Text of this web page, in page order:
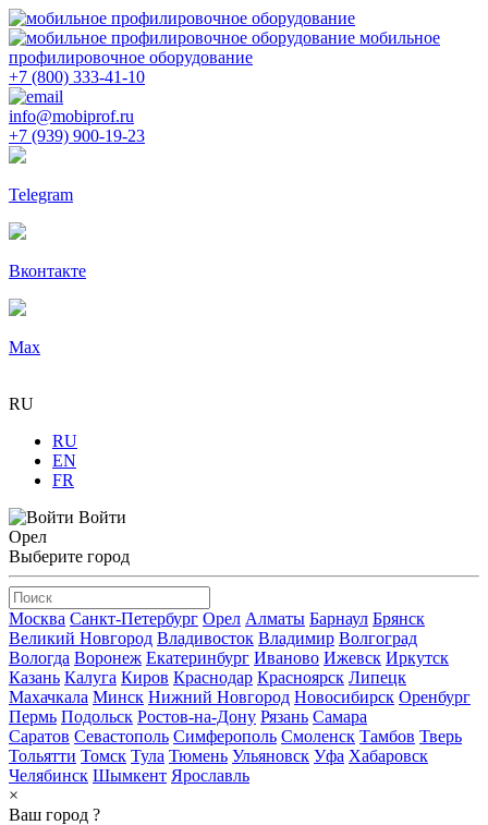
мобильное
профилировочное оборудование
+7 (800) 333-41-10
info@mobiprof.ru
+7 (939) 900-19-23
Telegram
Вконтакте
Max
RU
RU
EN
FR
Войти
Орел
Выберите город
Москва Санкт-Петербург Орел Алматы Барнаул Брянск
Великий Новгород Владивосток Владимир Волгоград
Вологда Воронеж Екатеринбург Иваново Ижевск Иркутск
Казань Калуга Киров Краснодар Красноярск Липецк
Махачкала Минск Нижний Новгород Новосибирск Оренбург
Пермь Подольск Ростов-на-Дону Рязань Самара
Саратов Севастополь Симферополь Смоленск Тамбов Тверь
Тольятти Томск Тула Тюмень Ульяновск Уфа Хабаровск
Челябинск Шымкент Ярославль
×
Ваш город ?